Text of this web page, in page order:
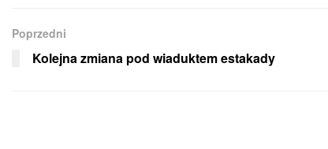
Poprzedni
Kolejna zmiana pod wiaduktem estakady